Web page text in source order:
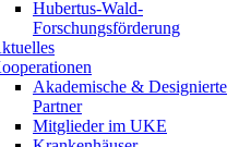
Hubertus-Wald-
Forschungsförderung
Akademische & Designierte
Partner
Mitglieder im UKE